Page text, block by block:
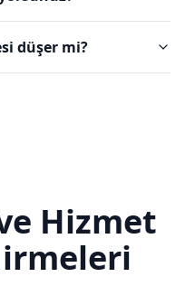
düşer mi?
Hizmet